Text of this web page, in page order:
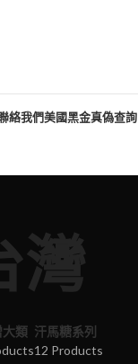
絡我們美國黑金真偽查詢
灣
大類 汗馬糖系列
12 Products